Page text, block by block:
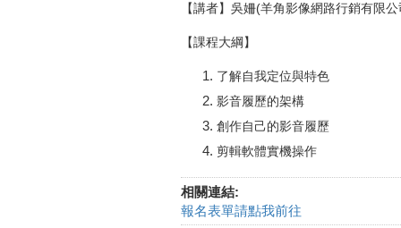
【講者】吳姍(羊角影像網路行銷有限公
【課程大綱】
了解自我定位與特色
影音履歷的架構
創作自己的影音履歷
剪輯軟體實機操作
相關連結:
報名表單請點我前往